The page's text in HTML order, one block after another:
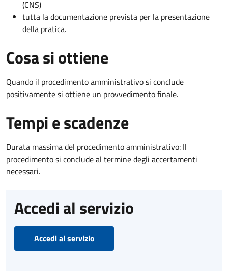
(CNS)
tutta la documentazione prevista per la presentazione
della pratica.
Cosa si ottiene
Quando il procedimento amministrativo si conclude
positivamente si ottiene un provvedimento finale.
Tempi e scadenze
Durata massima del procedimento amministrativo: Il
procedimento si conclude al termine degli accertamenti
necessari.
Accedi al servizio
Accedi al servizio